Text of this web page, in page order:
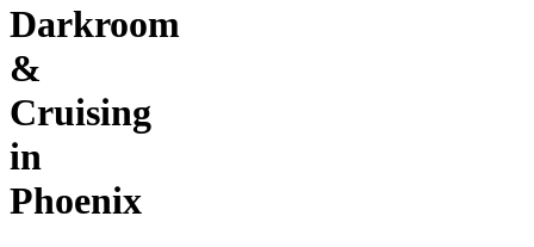
Darkroom
&
Cruising
in
Phoenix